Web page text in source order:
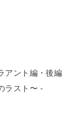
アント編・後編
ラスト〜 -